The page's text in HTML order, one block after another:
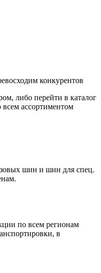
конкурентов
либо перейти в каталог
ассортиментом
шин и шин для спец.
по всем регионам
в